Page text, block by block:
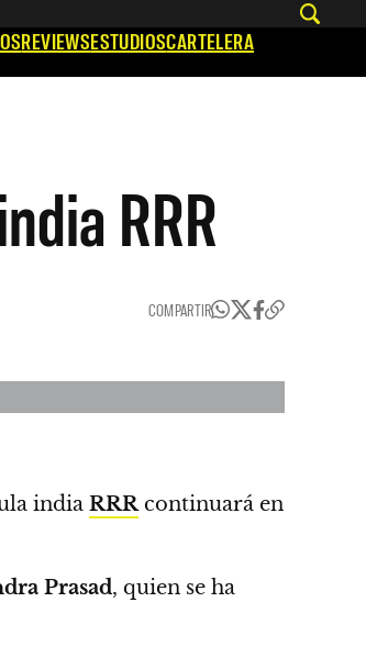
REVIEWSESTUDIOSCARTELERA
RRR
COMPARTIR
india RRRcontinuará en
Prasad, quien se ha